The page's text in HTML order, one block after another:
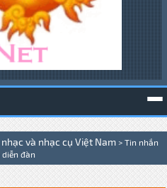
và nhạc cụ Việt Nam > Tin nhắn
diễn đàn